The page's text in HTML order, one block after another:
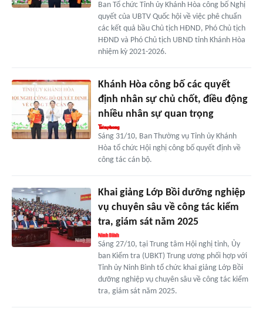
Ban Tổ chức Tỉnh ủy Khánh Hòa công bố Nghị
quyết của UBTV Quốc hội về việc phê chuẩn
các kết quả bầu Chủ tịch HĐND, Phó Chủ tịch
HĐND và Phó Chủ tịch UBND tỉnh Khánh Hòa
nhiệm kỳ 2021-2026.
Khánh Hòa công bố các quyết
định nhân sự chủ chốt, điều động
nhiều nhân sự quan trọng
Sáng 31/10, Ban Thường vụ Tỉnh ủy Khánh
Hòa tổ chức Hội nghị công bố quyết định về
công tác cán bộ.
Khai giảng Lớp Bồi dưỡng nghiệp
vụ chuyên sâu về công tác kiểm
tra, giám sát năm 2025
Sáng 27/10, tại Trung tâm Hội nghị tỉnh, Ủy
ban Kiểm tra (UBKT) Trung ương phối hợp với
Tỉnh ủy Ninh Bình tổ chức khai giảng Lớp Bồi
dưỡng nghiệp vụ chuyên sâu về công tác kiểm
tra, giám sát năm 2025.